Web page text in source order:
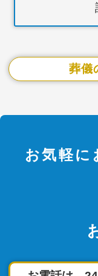
葬儀
お気軽に